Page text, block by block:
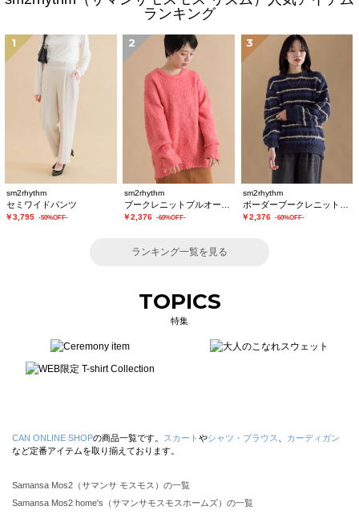
ランキング
1
sm2rhythm
セミワイドパンツ
￥3,795 -50%OFF-
2
sm2rhythm
￥2,376 -60%OFF-
3
sm2rhythm
￥2,376 -60%OFF-
ランキング一覧を見る
TOPICS
特集
CAN ONLINE SHOPの商品一覧です。 スカート やシャツ・ブラウス
カーディガン
など定番アイテムを取り揃えております。
Samansa Mos2（サマンサ モスモス）の一覧
Samansa Mos2 home's（サマンサモスモスホームズ）の一覧